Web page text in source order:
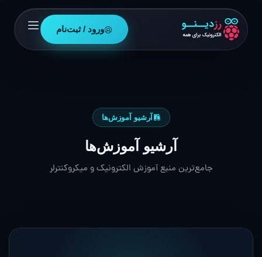
ورود / ثبت‌نام
آرشیو آموزش‌ها
آرشیو آموزش‌ها
جامع‌ترین منبع آموزش الکترونیک و میکروکنترلر